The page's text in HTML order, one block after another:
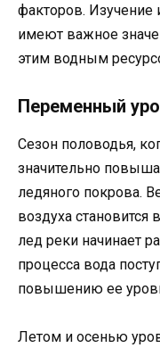
факторов. Изучение
имеют важное
этим водным
Переменный
Сезон половодья,
значительно
ледяного покрова.
воздуха становится
лед реки начинает
процесса вода
повышению ее
Летом и осенью